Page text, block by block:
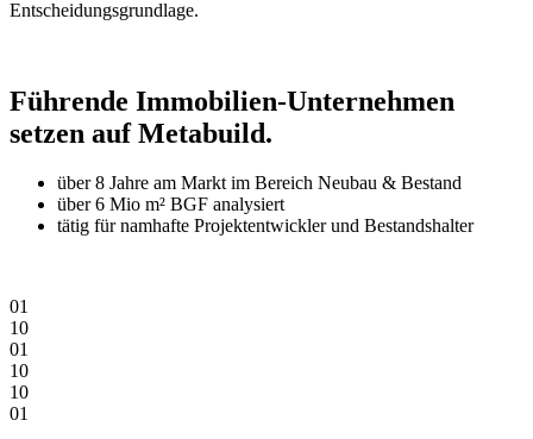
Entscheidungsgrundlage.
Führende Immobilien-Unternehmen
setzen auf Metabuild.
über 8 Jahre am Markt im Bereich Neubau & Bestand
über 6 Mio m² BGF analysiert
tätig für namhafte Projektentwickler und Bestandshalter
01
10
01
10
10
01